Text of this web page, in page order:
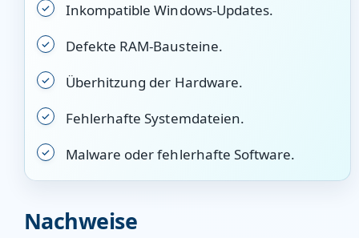
Inkompatible Windows-Updates.
Defekte RAM-Bausteine.
Überhitzung der Hardware.
Fehlerhafte Systemdateien.
Malware oder fehlerhafte Software.
Nachweise